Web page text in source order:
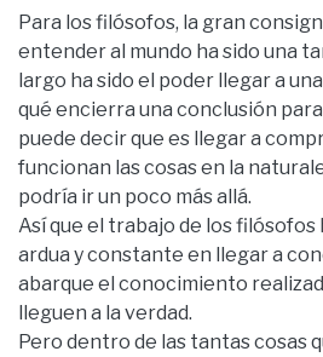
Para los filósofos, la gran
entender al mundo ha sido una
largo ha sido el poder llegar a
qué encierra una conclusión
puede decir que es llegar a
funcionan las cosas en la
podría ir un poco más allá.
Así que el trabajo de los filósofos
ardua y constante en llegar a
abarque el conocimiento
lleguen a la verdad.
Pero dentro de las tantas cosas